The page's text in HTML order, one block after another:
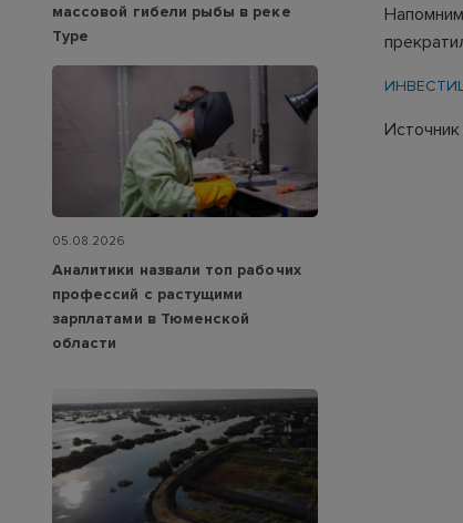
массовой гибели рыбы в реке
Туре
05.08.2026
Аналитики назвали топ рабочих
профессий с растущими
зарплатами в Тюменской
области